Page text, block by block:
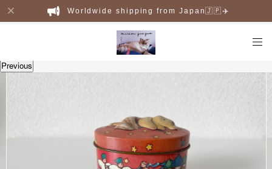
Worldwide shipping from Japan🇯🇵✈️
Previous